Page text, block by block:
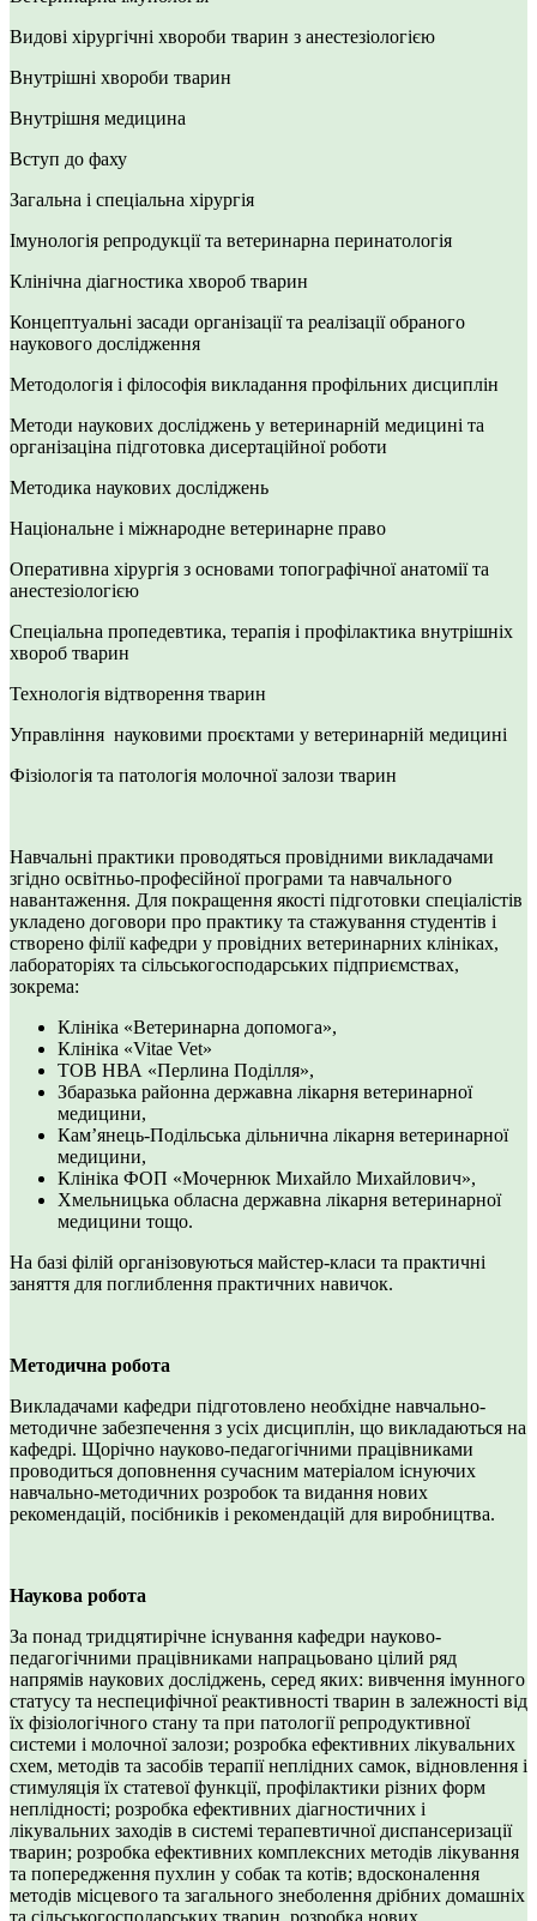
Видові хірургічні хвороби тварин з анестезіологією
Внутрішні хвороби тварин
Внутрішня медицина
Вступ до фаху
Загальна і спеціальна хірургія
Імунологія репродукції та ветеринарна перинатологія
Клінічна діагностика хвороб тварин
Концептуальні засади організації та реалізації обраного
наукового дослідження
Методологія і філософія викладання профільних дисциплін
Методи наукових досліджень у ветеринарній медицині та
організаціна підготовка дисертаційної роботи
Методика наукових досліджень
Національне і міжнародне ветеринарне право
Оперативна хірургія з основами топографічної анатомії та
анестезіологією
Спеціальна пропедевтика, терапія і профілактика внутрішніх
хвороб тварин
Технологія відтворення тварин
Управління науковими проєктами у ветеринарній медицині
Фізіологія та патологія молочної залози тварин
Навчальні практики проводяться провідними викладачами
згідно освітньо-професійної програми та навчального
навантаження. Для покращення якості підготовки спеціалістів
укладено договори про практику та стажування студентів і
створено філії кафедри у провідних ветеринарних клініках,
лабораторіях та сільськогосподарських підприємствах,
зокрема:
Клініка «Ветеринарна допомога»,
Клініка «Vitae Vet»
ТОВ НВА «Перлина Поділля»,
Збаразька районна державна лікарня ветеринарної
медицини,
Кам’янець-Подільська дільнична лікарня ветеринарної
медицини,
Клініка ФОП «Мочернюк Михайло Михайлович»,
Хмельницька обласна державна лікарня ветеринарної
медицини тощо.
На базі філій організовуються майстер-класи та практичні
заняття для поглиблення практичних навичок.
Методична робота
Викладачами кафедри підготовлено необхідне навчально-
методичне забезпечення з усіх дисциплін, що викладаються на
кафедрі. Щорічно науково-педагогічними працівниками
проводиться доповнення сучасним матеріалом існуючих
навчально-методичних розробок та видання нових
рекомендацій, посібників і рекомендацій для виробництва.
Наукова робота
За понад тридцятирічне існування кафедри науково-
педагогічними працівниками напрацьовано цілий ряд
напрямів наукових досліджень, серед яких: вивчення імунного
статусу та неспецифічної реактивності тварин в залежності від
їх фізіологічного стану та при патології репродуктивної
системи і молочної залози; розробка ефективних лікувальних
схем, методів та засобів терапії неплідних самок, відновлення і
стимуляція їх статевої функції, профілактики різних форм
неплідності; розробка ефективних діагностичних і
лікувальних заходів в системі терапевтичної диспансеризації
тварин; розробка ефективних комплексних методів лікування
та попередження пухлин у собак та котів; вдосконалення
методів місцевого та загального знеболення дрібних домашніх
та сільськогосподарських тварин, розробка нових